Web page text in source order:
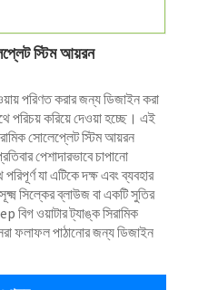
স্টিম আয়রন
পরিণত করার জন্য ডিজাইন করা
পরিচয় করিয়ে দেওয়া হচ্ছে। এই
সোলেপ্লেট স্টিম আয়রন
পেশাদারভাবে চাপানো
যা এটিকে দক্ষ এবং ব্যবহার
সিল্কের ব্লাউজ বা একটি সুতির
বিগ ওয়াটার ট্যাঙ্ক সিরামিক
ফলাফল পাঠানোর জন্য ডিজাইন